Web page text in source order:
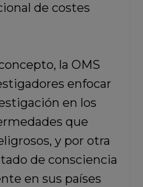
de costes
la OMS
enfocar
en los
que
y por otra
de consciencia
en sus países